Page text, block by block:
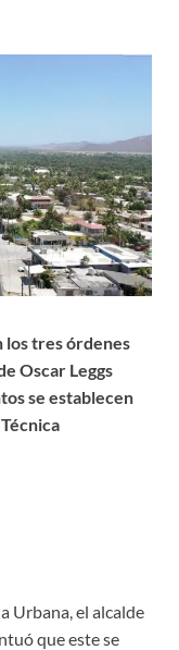
los tres órdenes
Oscar Leggs
se establecen
Urbana, el alcalde
que este se